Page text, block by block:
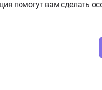
помогут вам сделать